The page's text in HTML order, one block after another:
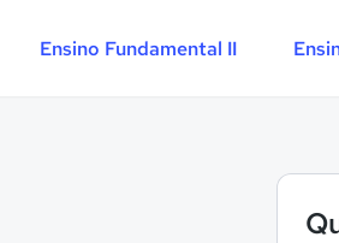
Ensino Fundamental II